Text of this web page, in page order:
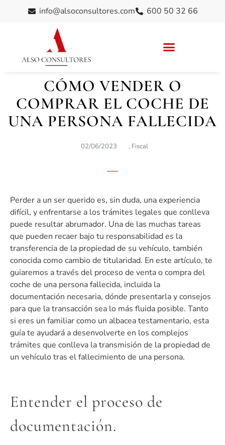
info@alsoconsultores.com 600 50 32 66
CÓMO VENDER O
COMPRAR EL COCHE DE
UNA PERSONA FALLECIDA
02/06/2023 , Fiscal
Perder a un ser querido es, sin duda, una experiencia
difícil, y enfrentarse a los trámites legales que conlleva
puede resultar abrumador. Una de las muchas tareas
que pueden recaer bajo tu responsabilidad es la
transferencia de la propiedad de su vehículo, también
conocida como cambio de titularidad. En este artículo, te
guiaremos a través del proceso de venta o compra del
coche de una persona fallecida, incluida la
documentación necesaria, dónde presentarla y consejos
para que la transacción sea lo más fluida posible. Tanto
si eres un familiar como un albacea testamentario, esta
guía te ayudará a desenvolverte en los complejos
trámites que conlleva la transmisión de la propiedad de
un vehículo tras el fallecimiento de una persona.
Entender el proceso de
documentación.